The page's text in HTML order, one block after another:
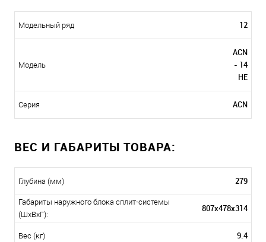
Модельный ряд 12
Модель
ACN
- 14
HE
Серия ACN
ВЕС И ГАБАРИТЫ ТОВАРА:
Глубина (мм) 279
Габариты наружного блока сплит-системы
(ШxВxГ):
807х478х314
Вес (кг) 9.4